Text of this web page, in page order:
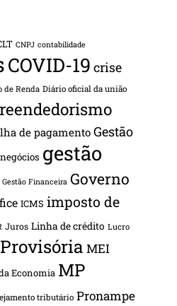
CNPJ contabilidade
COVID-19 crise
de Renda Diário oficial da união
de pagamentoGestão
gestão
Gestão Financeira Governo
ICMS imposto de
Juros Linha de crédito Lucro
MEI
Economia MP
tributário Pronampe